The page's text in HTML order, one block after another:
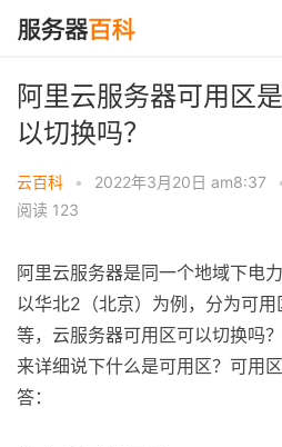
阿里云服务器可用区
以切换吗？
云百科 • 2022年3月20日 am8:37
阅读 123
阿里云服务器是同一个地域下电
以华北2（北京）为例，分为可
等，云服务器可用区可以切换吗
来详细说下什么是可用区？可用
答：